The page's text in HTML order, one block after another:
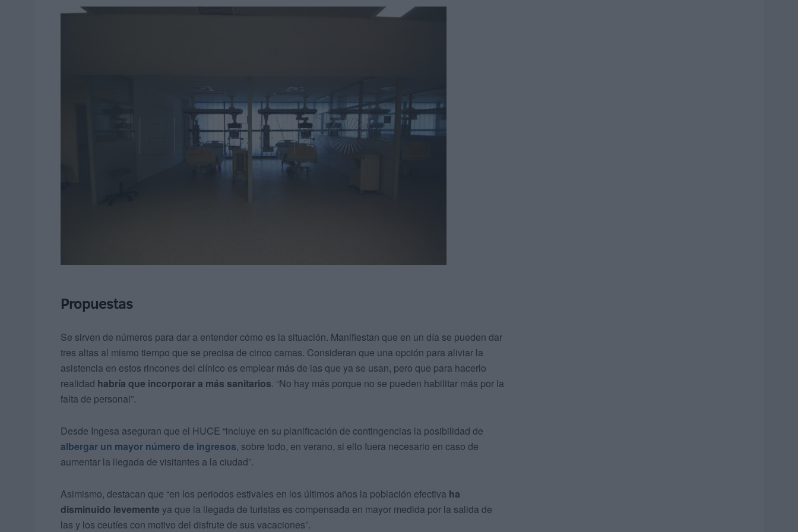
Propuestas
Se sirven de números para dar a entender cómo es la situación. Manifiestan que en un día se pueden dar
tres altas al mismo tiempo que se precisa de cinco camas. Consideran que una opción para aliviar la
asistencia en estos rincones del clínico es emplear más de las que ya se usan, pero que para hacerlo
realidad habría que incorporar a más sanitarios. “No hay más porque no se pueden habilitar más por la
falta de personal”.
Desde Ingesa aseguran que el HUCE “incluye en su planificación de contingencias la posibilidad de
albergar un mayor número de ingresos, sobre todo, en verano, si ello fuera necesario en caso de
aumentar la llegada de visitantes a la ciudad”.
Asimismo, destacan que “en los periodos estivales en los últimos años la población efectiva ha
disminuido levemente ya que la llegada de turistas es compensada en mayor medida por la salida de
las y los ceutíes con motivo del disfrute de sus vacaciones”.